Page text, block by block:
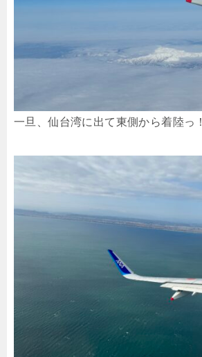
一旦、仙台湾に出て東側から着陸っ！